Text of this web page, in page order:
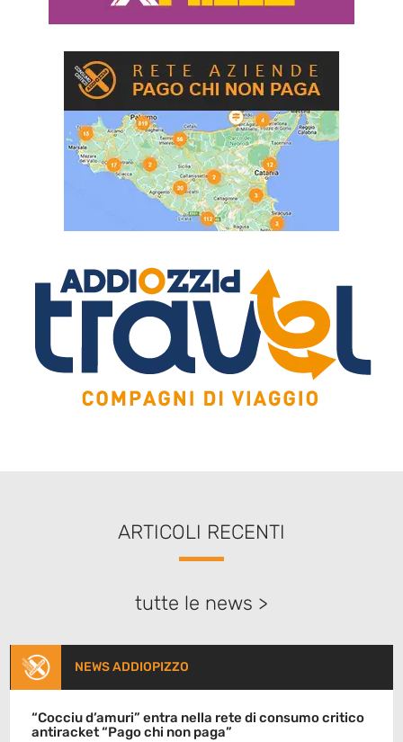
ARTICOLI RECENTI
tutte le news >
NEWS ADDIOPIZZO
“Cocciu d’amuri” entra nella rete di consumo critico
antiracket “Pago chi non paga”